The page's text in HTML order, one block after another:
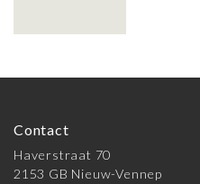
Contact
Haverstraat 70
2153 GB Nieuw-Vennep